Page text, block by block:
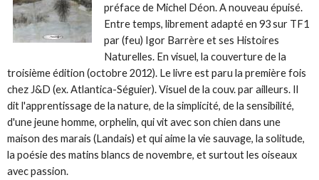
préface de Michel Déon. A nouveau épuisé.
Entre temps, librement adapté en 93 sur TF1
par (feu) Igor Barrère et ses Histoires
Naturelles. En visuel, la couverture de la
troisième édition (octobre 2012). Le livre est paru la première fois
chez J&D (ex. Atlantica-Séguier). Visuel de la couv. par ailleurs. Il
dit l'apprentissage de la nature, de la simplicité, de la sensibilité,
d'une jeune homme, orphelin, qui vit avec son chien dans une
maison des marais (Landais) et qui aime la vie sauvage, la solitude,
la poésie des matins blancs de novembre, et surtout les oiseaux
avec passion.